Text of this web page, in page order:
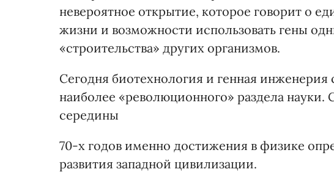
невероятное открытие, которое говорит о
жизни и возможности использовать гены
«строительства» других организмов.
Сегодня биотехнология и генная инженерия
наиболее «революционного» раздела науки.
середины
70-х годов именно достижения в физике
развития западной цивилизации.